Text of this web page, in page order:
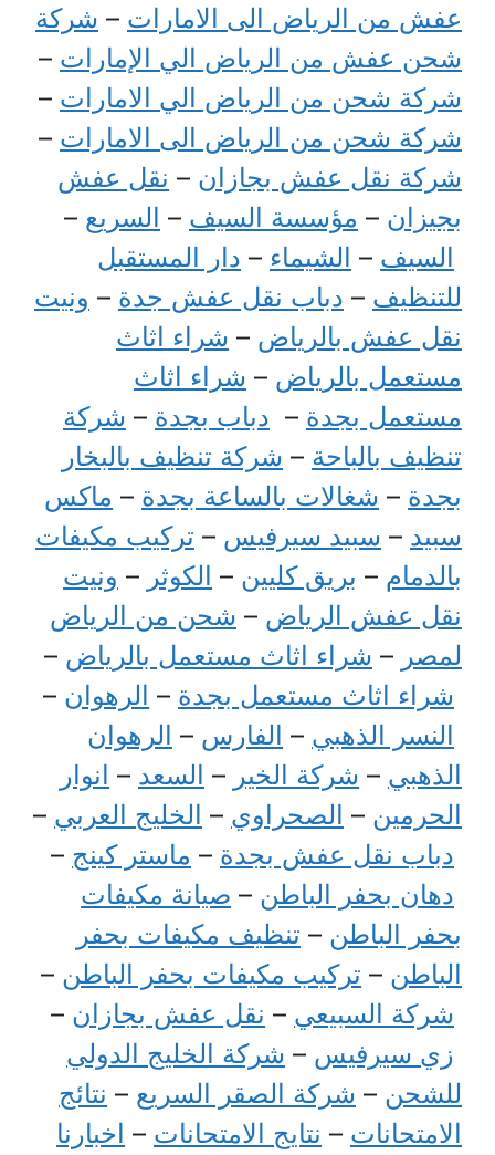
عفش من الرياض الى الامارات – شركة
شحن عفش من الرياض الي الإمارات –
شركة شحن من الرياض الي الامارات –
شركة شحن من الرياض الى الامارات –
شركة نقل عفش بجازان – نقل عفش
بجيزان – مؤسسة السيف – السريع –
السيف – الشيماء – دار المستقبل
للتنظيف – دباب نقل عفش جدة – ونيت
نقل عفش بالرياض – شراء اثاث
مستعمل بالرياض – شراء اثاث
مستعمل بجدة – دباب بجدة – شركة
تنظيف بالباحة – شركة تنظيف بالبخار
بجدة – شغالات بالساعة بجدة – ماكس
سبيد – سبيد سيرفيس – تركيب مكيفات
بالدمام – بريق كليين – الكوثر – ونيت
نقل عفش الرياض – شحن من الرياض
لمصر – شراء اثاث مستعمل بالرياض –
شراء اثاث مستعمل بجدة – الرهوان –
النسر الذهبي – الفارس – الرهوان
الذهبي – شركة الخير – السعد – انوار
الحرمين – الصحراوي – الخليج العربي –
دباب نقل عفش بجدة – ماستر كينج –
دهان بحفر الباطن – صيانة مكيفات
بحفر الباطن – تنظيف مكيفات بحفر
الباطن – تركيب مكيفات بحفر الباطن –
شركة السبيعي – نقل عفش بجازان –
زي سيرفيس – شركة الخليج الدولي
للشحن – شركة الصقر السريع – نتائج
الامتحانات – نتايج الامتحانات – اخبارنا